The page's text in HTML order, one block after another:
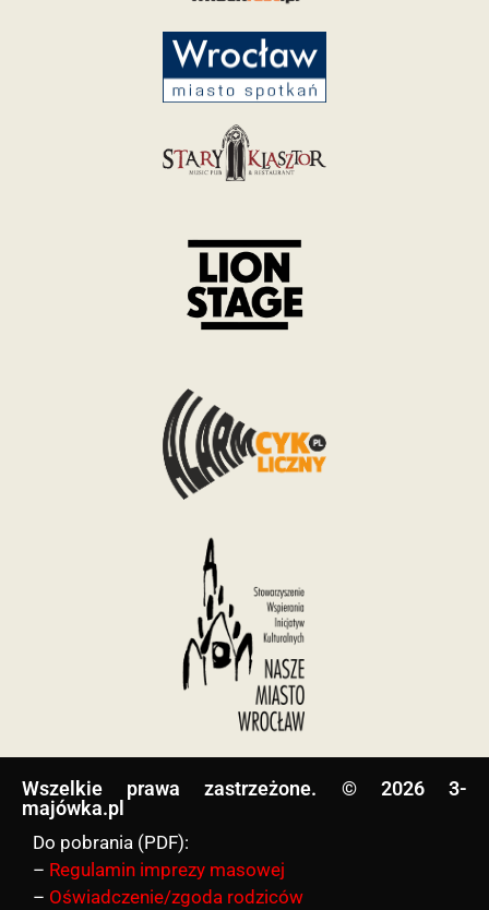
Wszelkie prawa zastrzeżone. © 2026 3-
majówka.pl​
Do pobrania (PDF):
– Regulamin imprezy masowej
– Oświadczenie/zgoda rodziców